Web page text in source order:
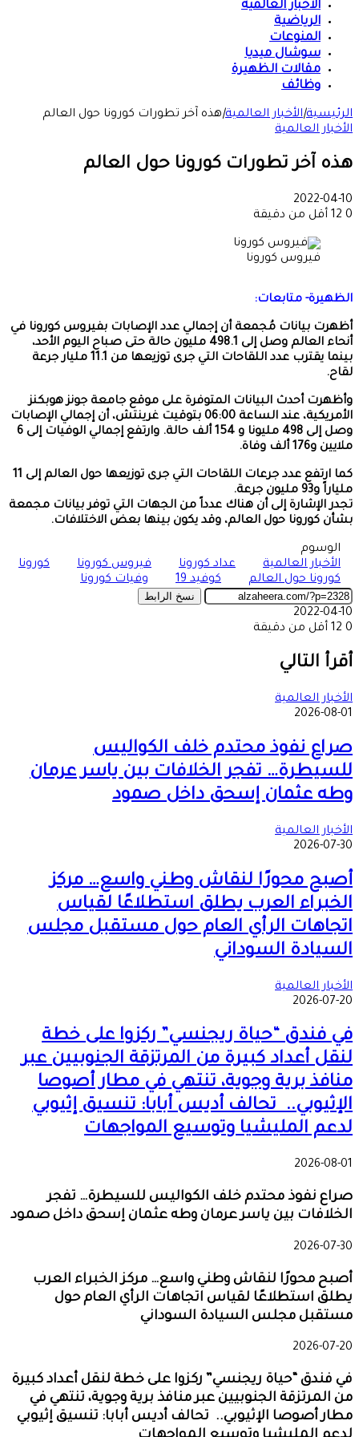
الأخبار العالمية
الرياضية
المنوعات
سوشال ميديا
مقالات الظهيرة
وظائف
الرئيسية|الأخبار العالمية|هذه آخر تطورات كورونا حول العالم
الأخبار العالمية
هذه آخر تطورات كورونا حول العالم
2022-04-10
0
أقل من دقيقة
فيروس كورونا
الظهيرة- متابعات:
أظهرت بيانات مُجمعة أن إجمالي عدد الإصابات بفيروس كورونا في
أنحاء العالم وصل إلى 498.1 مليون حالة حتى صباح اليوم الأحد،
بينما يقترب عدد اللقاحات التي جرى توزيعها من 11.1 مليار جرعة
لقاح.
وأظهرت أحدث البيانات المتوفرة على موقع جامعة جونز هوبكنز
الأمريكية، عند الساعة 06:00 بتوقيت غرينتش، أن إجمالي الإصابات
وصل إلى 498 مليونا و 154 ألف حالة. وارتفع إجمالي الوفيات إلى 6
ملايين و176 ألف وفاة.
كما ارتفع عدد جرعات اللقاحات التي جرى توزيعها حول العالم إلى 11
ملياراً و93 مليون جرعة.
تجدر الإشارة إلى أن هناك عدداً من الجهات التي توفر بيانات مجمعة
بشأن كورونا حول العالم، وقد يكون بينها بعض الاختلافات.
الوسوم
الأخبار العالمية
عداد كورونا فيروس كورونا
كورونا
كورونا حول العالم
كوفيد 19 وفيات كورونا
نسخ الرابط
2022-04-10
0
أقل من دقيقة
عبر
البريد
أقرأ التالي
الأخبار العالمية
2026-08-01
صراع نفوذ محتدم خلف الكواليس
للسيطرة… تفجر الخلافات بين ياسر عرمان
وطه عثمان إسحق داخل صمود
الأخبار العالمية
2026-07-30
أصبح محورًا لنقاش وطني واسع… مركز
الخبراء العرب يطلق استطلاعًا لقياس
اتجاهات الرأي العام حول مستقبل مجلس
السيادة السوداني
الأخبار العالمية
2026-07-20
في فندق “حياة ريجنسي” ركزوا على خطة
لنقل أعداد كبيرة من المرتزقة الجنوبيين عبر
منافذ برية وجوية، تنتهي في مطار أصوصا
الإثيوبي.. تحالف أديس أبابا: تنسيق إثيوبي
لدعم المليشيا وتوسيع المواجهات
2026-08-01
صراع نفوذ محتدم خلف الكواليس للسيطرة… تفجر
الخلافات بين ياسر عرمان وطه عثمان إسحق داخل صمود
2026-07-30
أصبح محورًا لنقاش وطني واسع… مركز الخبراء العرب
يطلق استطلاعًا لقياس اتجاهات الرأي العام حول
مستقبل مجلس السيادة السوداني
2026-07-20
في فندق “حياة ريجنسي” ركزوا على خطة لنقل أعداد كبيرة
من المرتزقة الجنوبيين عبر منافذ برية وجوية، تنتهي في
مطار أصوصا الإثيوبي.. تحالف أديس أبابا: تنسيق إثيوبي